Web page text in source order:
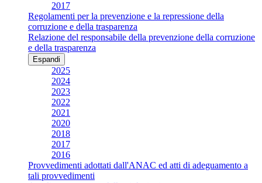
2017
Regolamenti per la prevenzione e la repressione della
corruzione e della trasparenza
Relazione del responsabile della prevenzione della corruzione
e della trasparenza
Espandi
2025
2024
2023
2022
2021
2020
2018
2017
2016
Provvedimenti adottati dall'ANAC ed atti di adeguamento a
tali provvedimenti